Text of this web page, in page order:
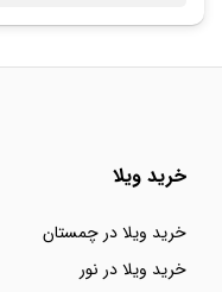
خرید ویلا
خرید ویلا در چمستان
خرید ویلا در نور